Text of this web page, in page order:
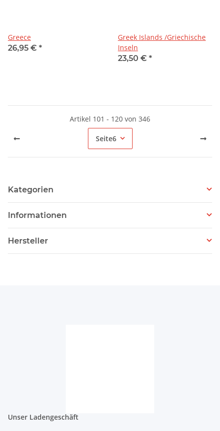
Greece
26,95 € *
Greek Islands /Griechische
Inseln
23,50 € *
Artikel 101 - 120 von 346
Seite6
Kategorien
Informationen
Hersteller
Unser Ladengeschäft